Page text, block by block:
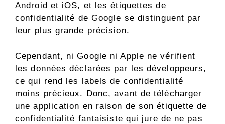
Android et iOS, et les étiquettes de
confidentialité de Google se distinguent par
leur plus grande précision.
Cependant, ni Google ni Apple ne vérifient
les données déclarées par les développeurs,
ce qui rend les labels de confidentialité
moins précieux. Donc, avant de télécharger
une application en raison de son étiquette de
confidentialité fantaisiste qui jure de ne pas